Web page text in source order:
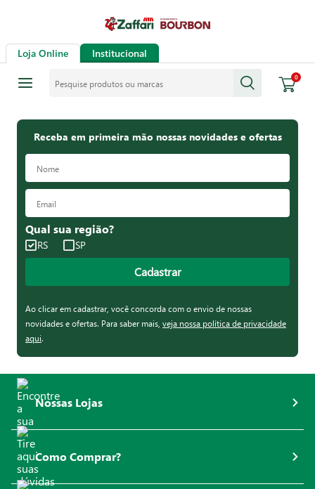
Loja Online Institucional
0
Receba em primeira mão nossas novidades e ofertas
Qual sua região?
RS SP
Cadastrar
Ao clicar em cadastrar, você concorda com o envio de nossas
novidades e ofertas. Para saber mais, veja nossa política de privacidade
aqui.
Nossas Lojas
Como Comprar?